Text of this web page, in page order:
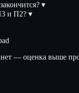
▾
и П2? ▾
— оценка выше